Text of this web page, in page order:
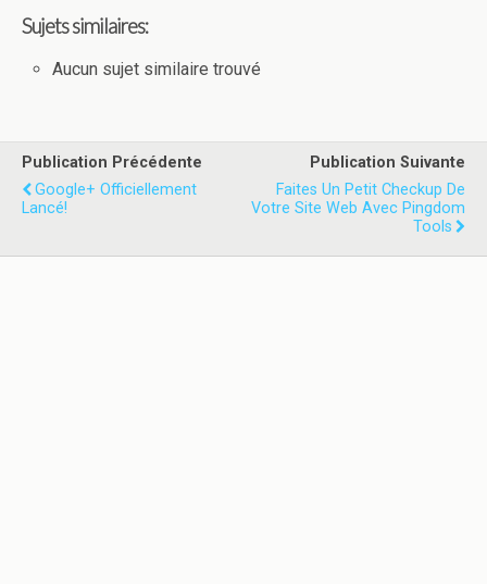
Sujets similaires:
Aucun sujet similaire trouvé
Publication Précédente
Google+ Officiellement
Lancé!
Publication Suivante
Faites Un Petit Checkup De
Votre Site Web Avec Pingdom
Tools